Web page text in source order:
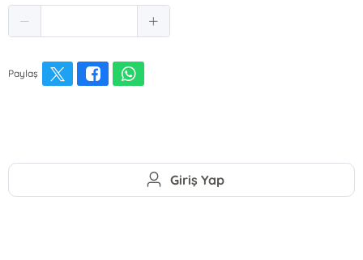
Paylaş
Giriş Yap